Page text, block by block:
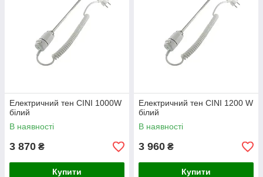
Електричний тен CINI 1000W
білий
В наявності
3 870 ₴
Купити
Електричний тен CINI 1200 W
білий
В наявності
3 960 ₴
Купити